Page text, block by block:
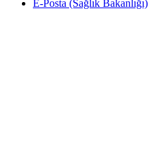
E-Posta (Sağlık Bakanlığı)